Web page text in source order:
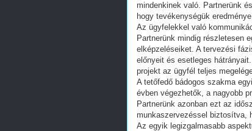
mindenkinek való. Partnerünk
hogy tevékenységük
Az ügyfelekkel való
Partnerünk mindig részletesen
elképzeléseiket. A tervezési
előnyeit és esetleges
projekt az ügyfél teljes
A tetőfedő bádogos szakma
évben végezhetők, a nagyobb
Partnerünk azonban ezt az
munkaszervezéssel biztosítva,
Az egyik legizgalmasabb